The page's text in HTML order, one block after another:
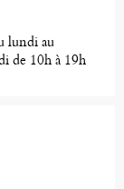
lundi au
de 10h à 19h